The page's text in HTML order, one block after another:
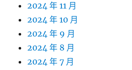
2024 年 11 月
2024 年 10 月
2024 年 9 月
2024 年 8 月
2024 年 7 月